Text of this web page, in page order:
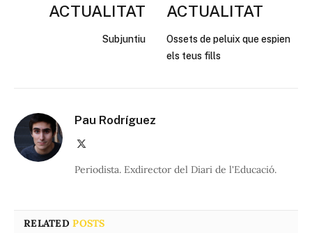
ACTUALITAT
Subjuntiu
ACTUALITAT
Ossets de peluix que espien
els teus fills
Pau Rodríguez
Periodista. Exdirector del Diari de l'Educació.
RELATEDPOSTS